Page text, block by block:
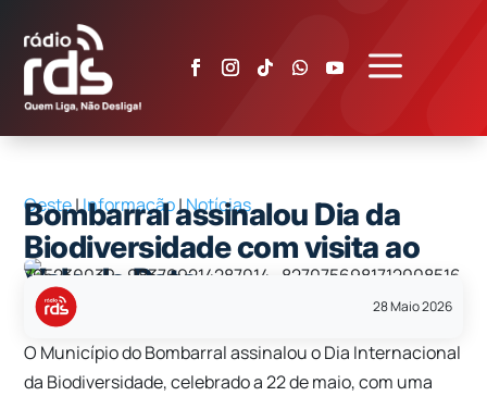
a
Oeste|Informação|Notícias
Bombarral assinalou Dia da
Biodiversidade com visita ao
Vale do Roto
28 Maio 2026
O Município do Bombarral assinalou o Dia Internacional
da Biodiversidade, celebrado a 22 de maio, com uma